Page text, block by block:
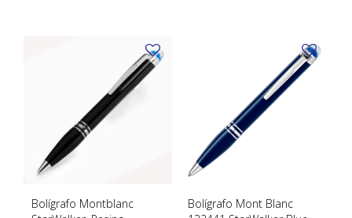
Bolígrafo Montblanc
Bolígrafo Mont Blanc